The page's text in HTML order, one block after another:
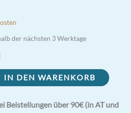
der nächsten 3 Werktage
IN DEN WARENKORB
Beistellungen über 90€ (in AT und